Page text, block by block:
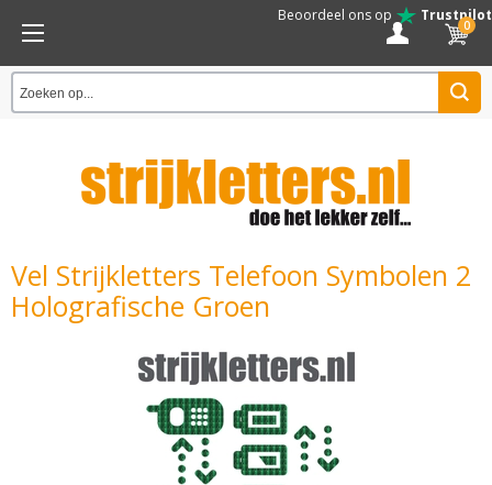
Beoordeel ons op Trustpilot
0
Vel Strijkletters Telefoon Symbolen 2
Holografische Groen